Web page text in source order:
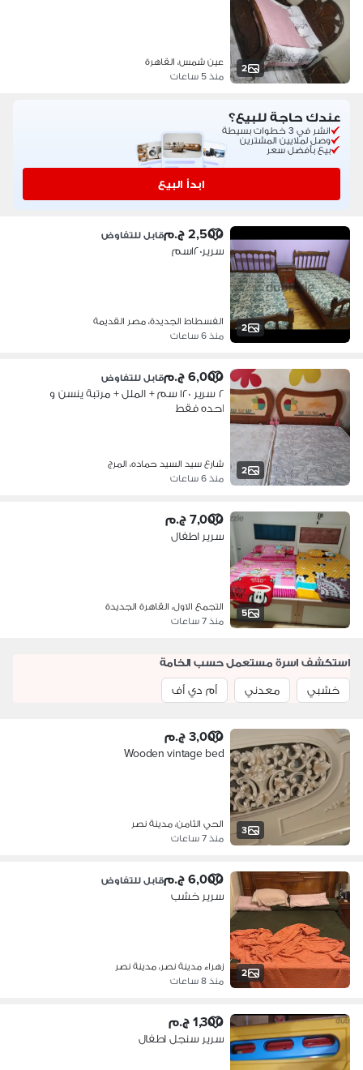
2
عين شمس، القاهرة
منذ 5 ساعات
عندك حاجة للبيع؟
انشر في 3 خطوات بسيطة
وصل لملايين المشترين
بيع بأفضل سعر
ابدأ البيع
2
2,500 ج.م قابل للتفاوض
سرير١٢٠سم
الفسطاط الجديدة، مصر القديمة
منذ 6 ساعات
2
6,000 ج.م قابل للتفاوض
٢ سرير ١٢٠ سم + الملل + مرتبة ينسن و
احده فقط
شارع سيد السيد حماده، المرج
منذ 6 ساعات
5
7,000 ج.م
سرير اطفال
التجمع الاول، القاهرة الجديدة
منذ 7 ساعات
استكشف اسرة مستعمل حسب الخامة
خشبي
معدني أم دي أف
3
3,000 ج.م
Wooden vintage bed
الحي الثامن، مدينة نصر
منذ 7 ساعات
2
6,000 ج.م قابل للتفاوض
سرير خشب
زهراء مدينة نصر، مدينة نصر
منذ 8 ساعات
1,300 ج.م
سرير سنجل اطفال